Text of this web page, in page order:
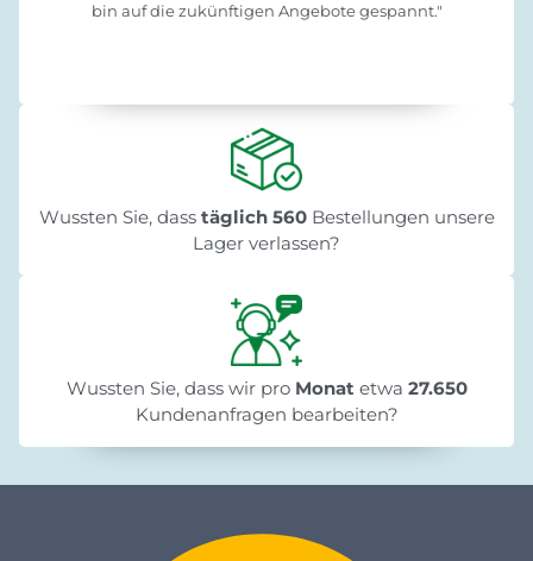
bin auf die zukünftigen Angebote gespannt."
Wussten Sie, dass täglich 560Bestellungen unsere
Lager verlassen?
Wussten Sie, dass wir pro Monat etwa 27.650
Kundenanfragen bearbeiten?